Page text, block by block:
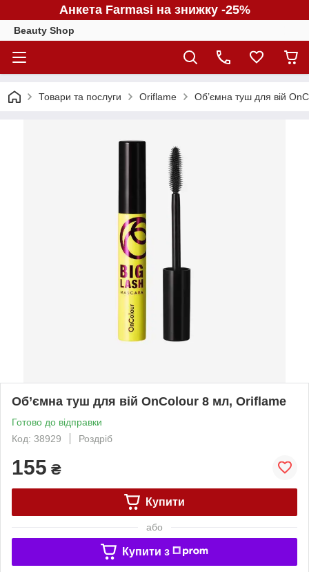
Анкета Farmasi на знижку -25%
Beauty Shop
Товари та послуги Oriflame Об’ємна туш для вій
Об’ємна туш для вій OnColour 8 мл, Oriflame
Готово до відправки
Код: 38929
Роздріб
155 ₴
Купити
або
Купити з